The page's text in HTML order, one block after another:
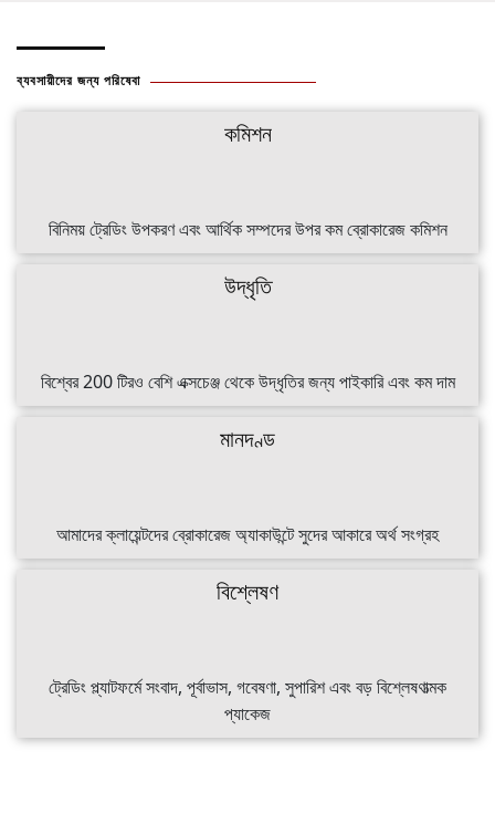
ব্যবসায়ীদের জন্য পরিষেবা
কমিশন
বিনিময় ট্রেডিং উপকরণ এবং আর্থিক সম্পদের উপর কম ব্রোকারেজ কমিশন
উদ্ধৃতি
বিশ্বের 200 টিরও বেশি এক্সচেঞ্জ থেকে উদ্ধৃতির জন্য পাইকারি এবং কম দাম
মানদণ্ড
আমাদের ক্লায়েন্টদের ব্রোকারেজ অ্যাকাউন্টে সুদের আকারে অর্থ সংগ্রহ
বিশ্লেষণ
ট্রেডিং প্ল্যাটফর্মে সংবাদ, পূর্বাভাস, গবেষণা, সুপারিশ এবং বড় বিশ্লেষণাত্মক
প্যাকেজ